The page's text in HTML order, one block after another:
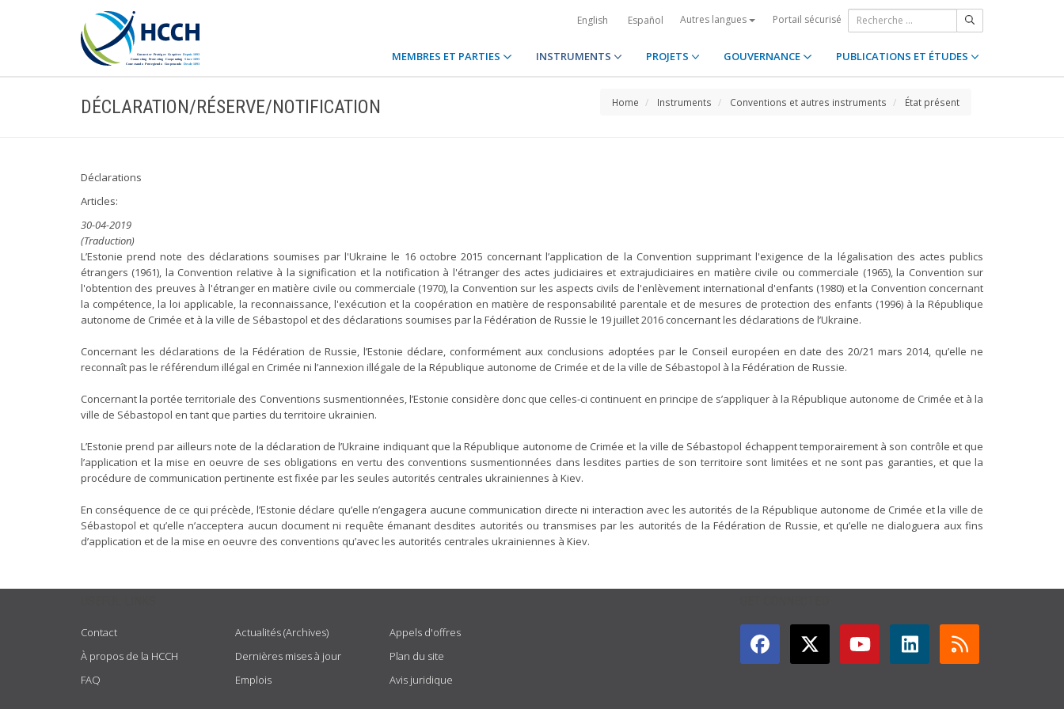
English Español Autres langues Portail sécurisé
MEMBRES ET PARTIES INSTRUMENTS PROJETS GOUVERNANCE PUBLICATIONS ET ÉTUDES
DÉCLARATION/RÉSERVE/NOTIFICATION Home Instruments Conventions et autres instruments État présent
Déclarations
Articles:
30-04-2019
(Traduction)
L’Estonie prend note des déclarations soumises par l'Ukraine le 16 octobre 2015 concernant l’application de la Convention supprimant l'exigence de la légalisation des actes publics
étrangers (1961), la Convention relative à la signification et la notification à l'étranger des actes judiciaires et extrajudiciaires en matière civile ou commerciale (1965), la Convention sur
l'obtention des preuves à l'étranger en matière civile ou commerciale (1970), la Convention sur les aspects civils de l'enlèvement international d'enfants (1980) et la Convention concernant
la compétence, la loi applicable, la reconnaissance, l'exécution et la coopération en matière de responsabilité parentale et de mesures de protection des enfants (1996) à la République
autonome de Crimée et à la ville de Sébastopol et des déclarations soumises par la Fédération de Russie le 19 juillet 2016 concernant les déclarations de l’Ukraine.
Concernant les déclarations de la Fédération de Russie, l’Estonie déclare, conformément aux conclusions adoptées par le Conseil européen en date des 20/21 mars 2014, qu’elle ne
reconnaît pas le référendum illégal en Crimée ni l’annexion illégale de la République autonome de Crimée et de la ville de Sébastopol à la Fédération de Russie.
Concernant la portée territoriale des Conventions susmentionnées, l’Estonie considère donc que celles-ci continuent en principe de s’appliquer à la République autonome de Crimée et à la
ville de Sébastopol en tant que parties du territoire ukrainien.
L’Estonie prend par ailleurs note de la déclaration de l’Ukraine indiquant que la République autonome de Crimée et la ville de Sébastopol échappent temporairement à son contrôle et que
l’application et la mise en oeuvre de ses obligations en vertu des conventions susmentionnées dans lesdites parties de son territoire sont limitées et ne sont pas garanties, et que la
procédure de communication pertinente est fixée par les seules autorités centrales ukrainiennes à Kiev.
En conséquence de ce qui précède, l’Estonie déclare qu’elle n’engagera aucune communication directe ni interaction avec les autorités de la République autonome de Crimée et la ville de
Sébastopol et qu’elle n’acceptera aucun document ni requête émanant desdites autorités ou transmises par les autorités de la Fédération de Russie, et qu’elle ne dialoguera aux fins
d’application et de la mise en oeuvre des conventions qu’avec les autorités centrales ukrainiennes à Kiev.
Contact
À propos de la HCCH
FAQ
Actualités (Archives)
Dernières mises à jour
Emplois
Appels d'offres
Plan du site
Avis juridique